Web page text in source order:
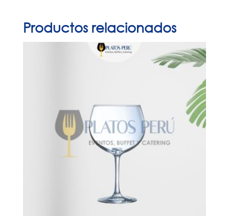
Productos relacionados